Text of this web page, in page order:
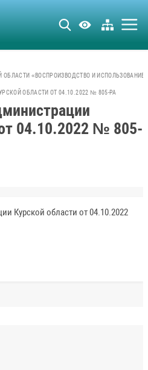
ОБЛАСТИ «ВОСПРОИЗВОДСТВО И
ОБЛАСТИ ОТ 04.10.2022 № 805-РА
04.10.2022 № 805-
Курской области от 04.10.2022